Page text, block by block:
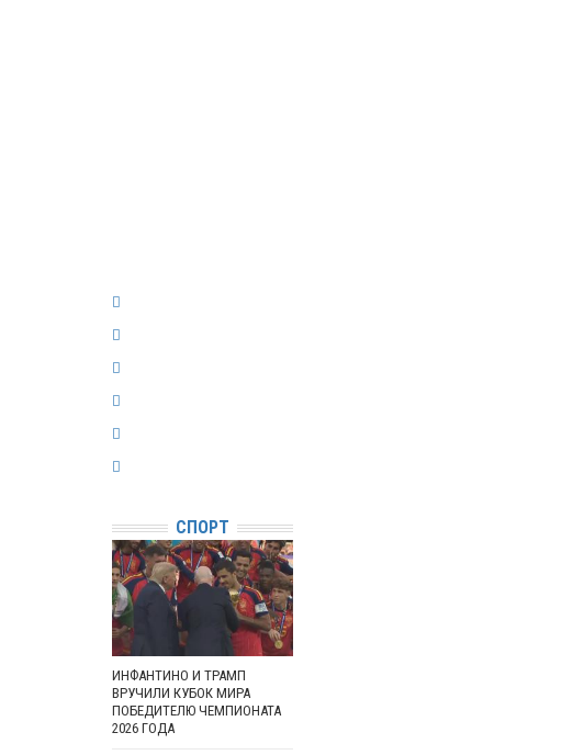
СПОРТ
ИНФАНТИНО И ТРАМП
ВРУЧИЛИ КУБОК МИРА
ПОБЕДИТЕЛЮ ЧЕМПИОНАТА
2026 ГОДА